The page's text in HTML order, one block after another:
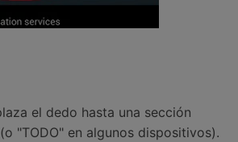
el dedo hasta una sección
"TODO" en algunos dispositivos).